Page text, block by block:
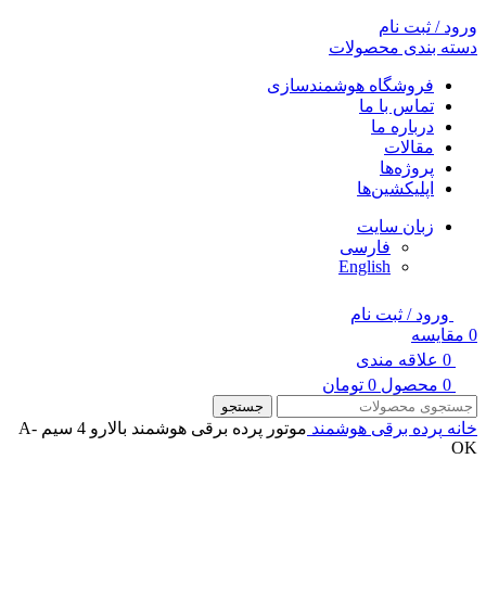
ورود / ثبت نام
دسته بندی محصولات
فروشگاه هوشمندسازی
تماس با ما
درباره ما
مقالات
پروژه‌ها
اپلیکشین‌ها
زبان سایت
فارسی
English
ورود / ثبت نام
0 مقایسه
0 علاقه مندی
0 محصول 0 تومان
جستجو
خانه پرده برقی هوشمند
موتور پرده برقی هوشمند بالارو 4 سیم A-
OK